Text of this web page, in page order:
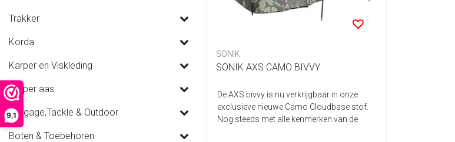
9,1
Trakker
Korda
Karper en Viskleding
Karper aas
Luggage,Tackle & Outdoor
Boten & Toebehoren
SONIK
SONIK AXS CAMO BIVVY
De AXS bivvy is nu verkrijgbaar in onze
exclusieve nieuwe Camo Cloudbase stof.
Nog steeds met alle kenmerken van de